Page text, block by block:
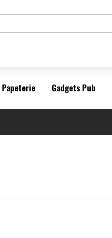
Papeterie Gadgets Pub